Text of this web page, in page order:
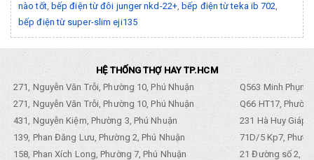
nào tốt, bếp điện từ đôi junger nkd-22+, bếp điện từ teka ib 702,
bếp điện từ super-slim eji135
HỆ THỐNG THỢ HAY TP.HCM
271, Nguyễn Văn Trỗi, Phường 10, Phú Nhuận
Q563 Minh
271, Nguyễn Văn Trỗi, Phường 10, Phú Nhuận
Q66 HT17,
431, Nguyễn Kiệm, Phường 3, Phú Nhuận
231 Hà Huy Giáp,
139, Phan Đăng Lưu, Phường 2, Phú Nhuận
71D/5 Kp7,
158, Phan Xích Long, Phường 7, Phú Nhuận
21 Đường số 2,